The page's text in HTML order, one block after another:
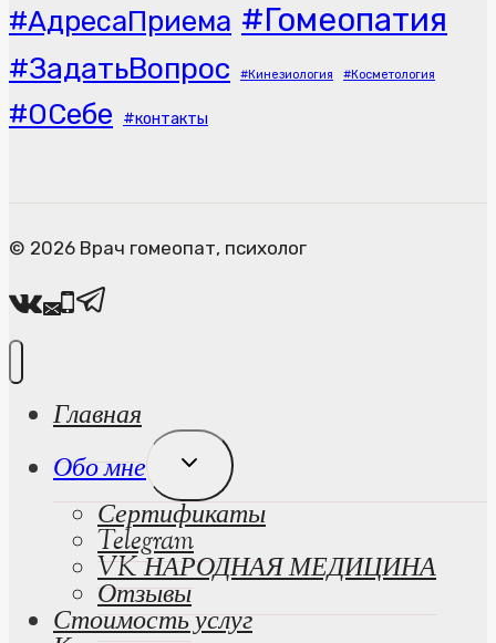
#АдресаПриема #Гомеопатия
#ЗадатьВопрос #Кинезиология #Косметология
#ОСебе #контакты
© 2026 Врач гомеопат, психолог
Главная
Обо мне
Развернуть
Дочернее
Меню
Сертификаты
Telegram
VK НАРОДНАЯ МЕДИЦИНА
Отзывы
Стоимость услуг